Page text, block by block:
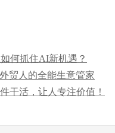
何抓住AI新机遇？
贸人的全能生意管家
干活，让人专注价值！